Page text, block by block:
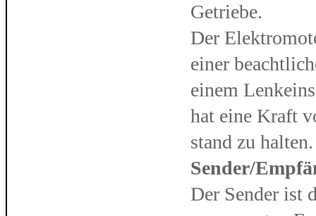
Getriebe.
Der
einer
einem
hat eine Kraft
stand zu halten.
Sender/
Der Sender ist